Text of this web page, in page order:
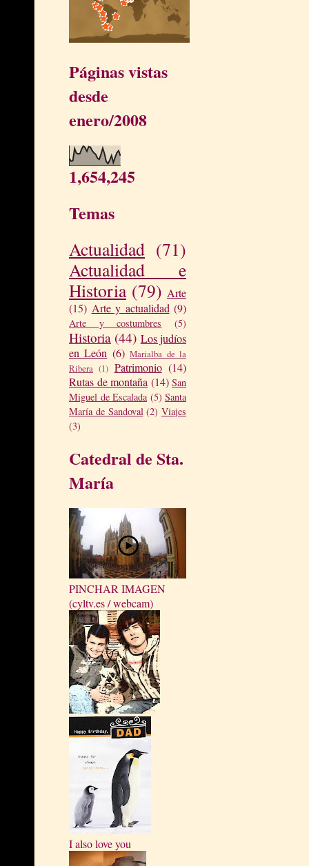
Páginas vistas
desde
enero/2008
1,654,245
Temas
Actualidad (71)
Actualidad e
Historia (79) Arte
(15) Arte y actualidad (9)
Arte y costumbres (5)
Historia (44) Los judíos
en León (6) Marialba de la
Ribera (1) Patrimonio (14)
Rutas de montaña (14) San
Miguel de Escalada (5) Santa
María de Sandoval (2) Viajes
(3)
Catedral de Sta.
María
PINCHAR IMAGEN
(cyltv.es / webcam)
I also love you